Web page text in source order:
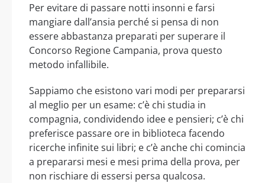
Per evitare di passare notti insonni e farsi
mangiare dall’ansia perché si pensa di non
essere abbastanza preparati per superare il
Concorso Regione Campania, prova questo
metodo infallibile.
Sappiamo che esistono vari modi per prepararsi
al meglio per un esame: c’è chi studia in
compagnia, condividendo idee e pensieri; c’è chi
preferisce passare ore in biblioteca facendo
ricerche infinite sui libri; e c’è anche chi comincia
a prepararsi mesi e mesi prima della prova, per
non rischiare di essersi persa qualcosa.